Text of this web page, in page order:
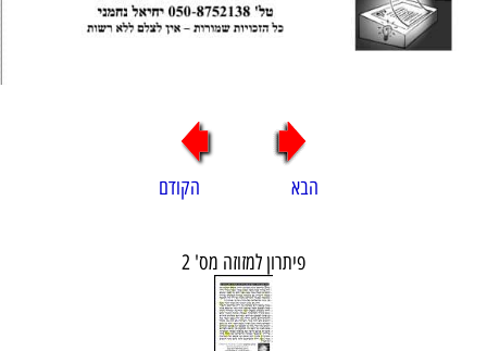
הבא הקודם
פיתרון למזוזה מס' 2